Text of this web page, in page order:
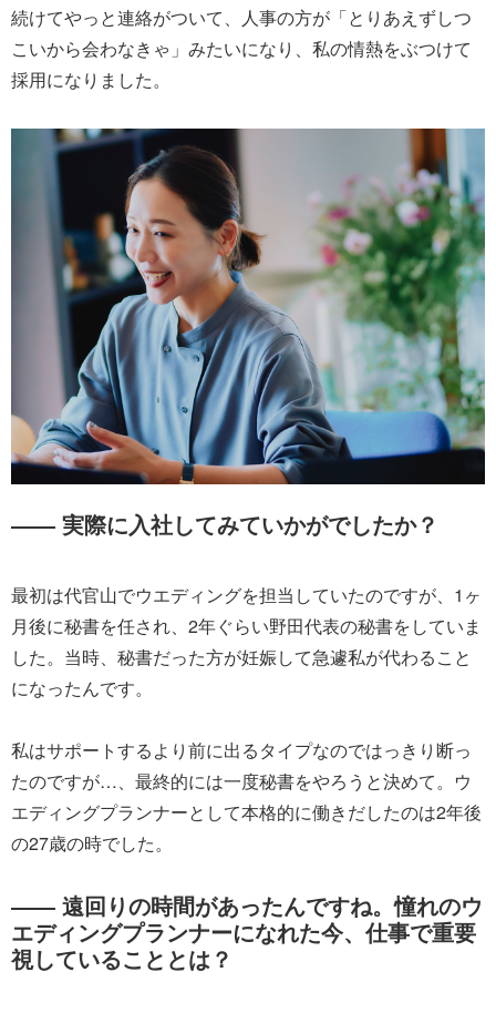
続けてやっと連絡がついて、人事の方が「とりあえずしつ
こいから会わなきゃ」みたいになり、私の情熱をぶつけて
採用になりました。
―― 実際に入社してみていかがでしたか？
最初は代官山でウエディングを担当していたのですが、1ヶ
月後に秘書を任され、2年ぐらい野田代表の秘書をしていま
した。当時、秘書だった方が妊娠して急遽私が代わること
になったんです。
私はサポートするより前に出るタイプなのではっきり断っ
たのですが…、最終的には一度秘書をやろうと決めて。ウ
エディングプランナーとして本格的に働きだしたのは2年後
の27歳の時でした。
―― 遠回りの時間があったんですね。憧れのウ
エディングプランナーになれた今、仕事で重要
視していることとは？